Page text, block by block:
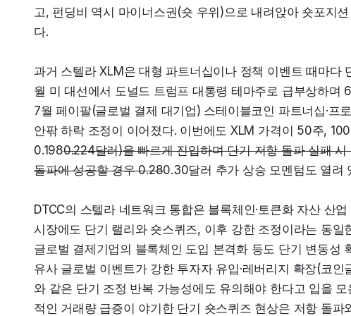
고, 펀딩비 역시 마이너스권(숏 우위)으로 내려앉아 숏포지
다.
과거 스텔라 XLM은 대형 파트너십이나 정책 이벤트 때마다
월 미 대선에서 도널드 트럼프 대통령 테마주로 급부상하
7월 페이팔(글로벌 결제 대기업) 스테이블코인 파트너십·
안팎 하락 조정이 이어졌다. 이번에도 XLM 가격이 50주,
0.1980.224달러)을 빠르게 진입하며 단기 저항 돌파 실패 시
돌파에 성공할 경우 0.280.30달러 추가 상승 모멘텀도 열려
DTCC의 스텔라 네트워크 통합은 블록체인·토큰화 자산 산
시장에도 단기 랠리와 숏스퀴즈, 이후 강한 조정이라는 동
글로벌 결제기업의 블록체인 도입 본격화 등도 단기 변동성
유사 글로벌 이벤트가 강한 투자자 유입·레버리지 확장(코
와 같은 단기 조정 반복 가능성에도 유의해야 한다고 입을
적인 거래량 급증이 야기한 단기 숏스퀴즈 현상은 저항 돌